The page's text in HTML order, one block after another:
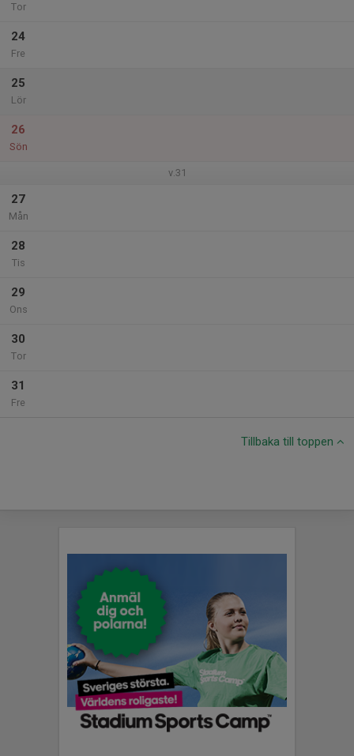
Tor
24
Fre
25
Lör
26
Sön
v.31
27
Mån
28
Tis
29
Ons
30
Tor
31
Fre
Tillbaka till toppen